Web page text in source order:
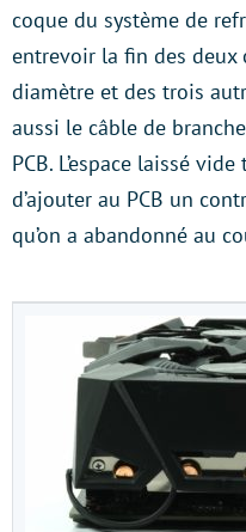
coque du système de
entrevoir la fin des deux
diamètre et des trois
aussi le câble de
PCB. L’espace laissé
d’ajouter au PCB un
qu’on a abandonné au